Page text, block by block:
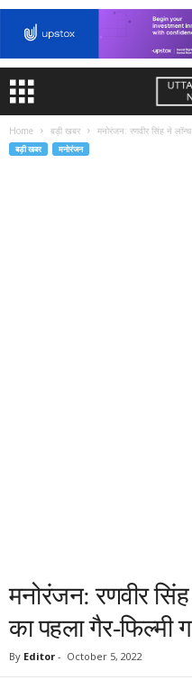
Home बड़ी खबर मनोरंजन: रणवीर सिंह ने लॉन्च
बड़ी खबर मनोरंजन
मनोरंजन: रणवीर
का पहला गैर-फिल्मी
By Editor - October 5, 2022